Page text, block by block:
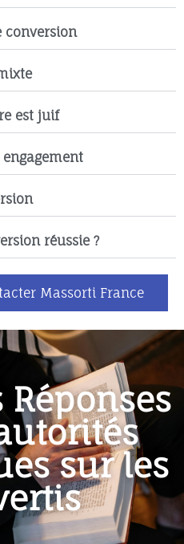
conversion
est juif
réussie ?
Massorti France
sur les